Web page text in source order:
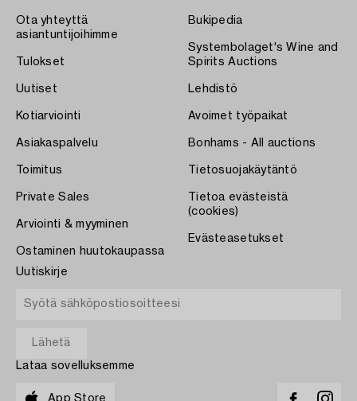
Ota yhteyttä
asiantuntijoihimme
Tulokset
Uutiset
Kotiarviointi
Asiakaspalvelu
Toimitus
Private Sales
Arviointi & myyminen
Ostaminen huutokaupassa
Bukipedia
Systembolaget's Wine and
Spirits Auctions
Lehdistö
Avoimet työpaikat
Bonhams - All auctions
Tietosuojakäytäntö
Tietoa evästeistä
(cookies)
Evästeasetukset
Uutiskirje
Lataa sovelluksemme
App Store